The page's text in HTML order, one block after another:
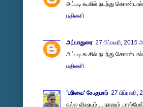
அப்படி கூகில் நடந்து
பதிலளி
அப்பாதுரை 27 பிப்ரவரி, 2015
அப்படி கூகில் நடந்து
பதிலளி
'பரிவை' சே.குமார் 27
நல்ல விஷயம்.... நானும்